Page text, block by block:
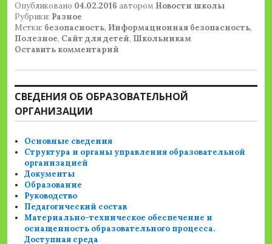
Опубликовано 04.02.2016 автором Новости школы
Рубрики: Разное
Метки: безопасность, Информационная безопасность,
Полезное, Сайт для детей, Школьникам
Оставить комментарий
СВЕДЕНИЯ ОБ ОБРАЗОВАТЕЛЬНОЙ
ОРГАНИЗАЦИИ
Основные сведения
Структура и органы управления образовательной
организацией
Документы
Образование
Руководство
Педагогический состав
Материально-техническое обеспечение и
оснащенность образовательного процесса.
Доступная среда